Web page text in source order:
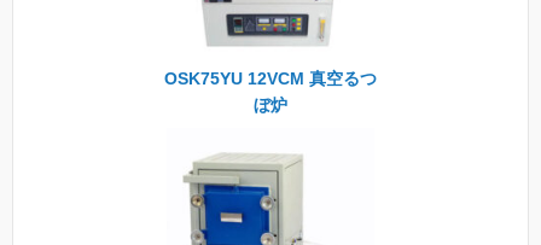
OSK75YU 12VCM 真空るつ
ぼ炉